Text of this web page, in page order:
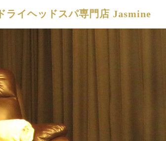
ドライヘッドスパ専門店 Jasmine